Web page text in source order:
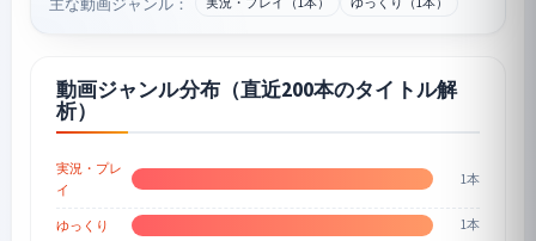
動画ジャンル分布（直近200本のタイトル解
析）
実況・プレ
イ
1本
ゆっくり 1本